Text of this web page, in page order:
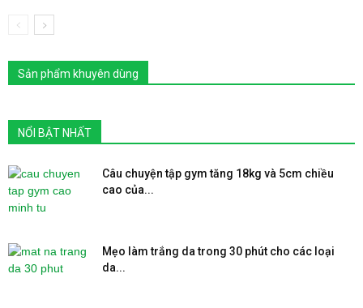
Sản phẩm khuyên dùng
NỔI BẬT NHẤT
Câu chuyện tập gym tăng 18kg và 5cm chiều
cao của...
Mẹo làm trắng da trong 30 phút cho các loại
da...